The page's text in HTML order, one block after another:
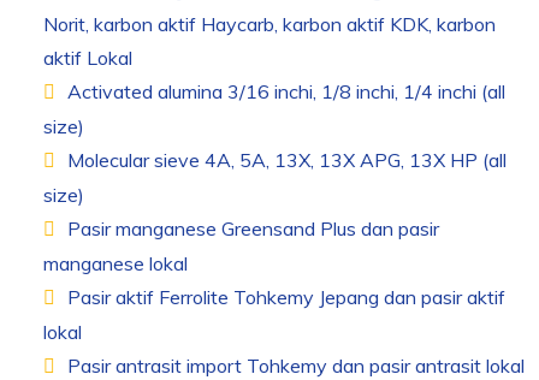
Norit, karbon aktif Haycarb, karbon aktif KDK, karbon
aktif Lokal
Activated alumina 3/16 inchi, 1/8 inchi, 1/4 inchi (all
size)
Molecular sieve 4A, 5A, 13X, 13X APG, 13X HP (all
size)
Pasir manganese Greensand Plus dan pasir
manganese lokal
Pasir aktif Ferrolite Tohkemy Jepang dan pasir aktif
lokal
Pasir antrasit import Tohkemy dan pasir antrasit lokal